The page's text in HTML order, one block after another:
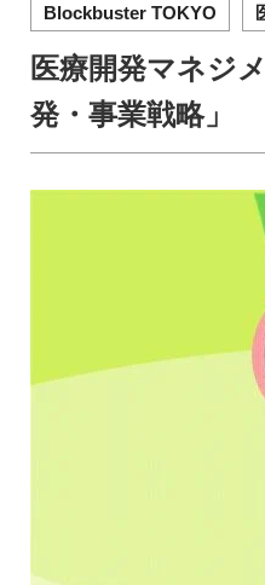
Blockbuster TOKYO
医療開発マネジ
発・事業戦略」